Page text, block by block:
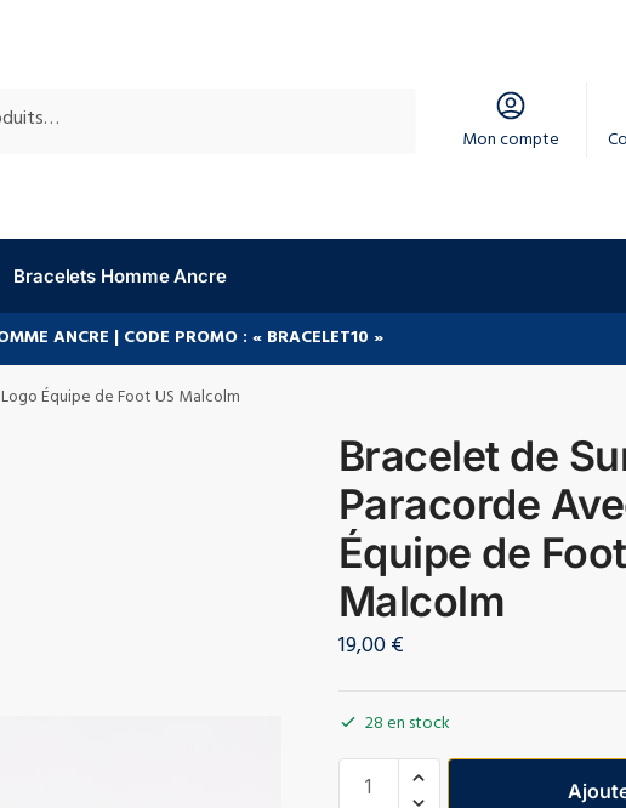
Mon compte
Bracelets Homme Ancre
ANCRE | CODE PROMO : « BRACELET10 »
Équipe de Foot US Malcolm
Bracelet de
Paracorde
Équipe de
Malcolm
19,00€
28 en stock